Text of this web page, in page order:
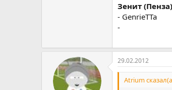
Зенит (Пенза)
- GenrieTTa
-
29.02.2012
Atrium